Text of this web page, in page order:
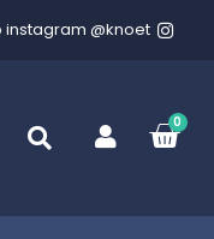
instagram @knoet
0